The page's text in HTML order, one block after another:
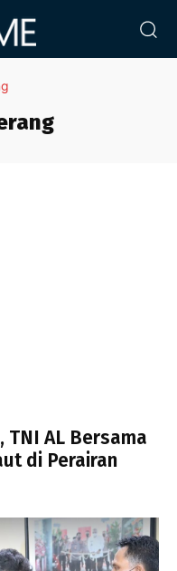
TNI AL Bersama
di Perairan